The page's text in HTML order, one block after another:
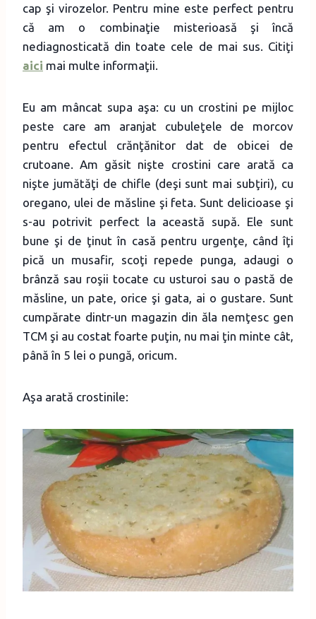
cap şi virozelor. Pentru mine este perfect pentru
că am o combinaţie misterioasă şi încă
nediagnosticată din toate cele de mai sus. Citiţi
aici mai multe informaţii.
Eu am mâncat supa aşa: cu un crostini pe mijloc
peste care am aranjat cubuleţele de morcov
pentru efectul crănţănitor dat de obicei de
crutoane. Am găsit nişte crostini care arată ca
nişte jumătăţi de chifle (deşi sunt mai subţiri), cu
oregano, ulei de măsline şi feta. Sunt delicioase şi
s-au potrivit perfect la această supă. Ele sunt
bune şi de ţinut în casă pentru urgenţe, când îţi
pică un musafir, scoţi repede punga, adaugi o
brânză sau roşii tocate cu usturoi sau o pastă de
măsline, un pate, orice şi gata, ai o gustare. Sunt
cumpărate dintr-un magazin din ăla nemţesc gen
TCM şi au costat foarte puţin, nu mai ţin minte cât,
până în 5 lei o pungă, oricum.
Aşa arată crostinile: